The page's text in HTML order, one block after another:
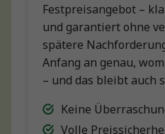
Festpreisangebot –
und garantiert ohne
spätere
Anfang an genau,
– und das bleibt auch
Keine
Volle